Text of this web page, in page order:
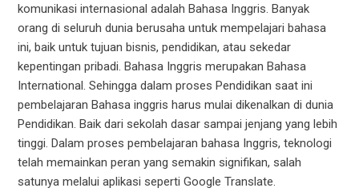
komunikasi internasional adalah Bahasa Inggris. Banyak
orang di seluruh dunia berusaha untuk mempelajari bahasa
ini, baik untuk tujuan bisnis, pendidikan, atau sekedar
kepentingan pribadi. Bahasa Inggris merupakan Bahasa
International. Sehingga dalam proses Pendidikan saat ini
pembelajaran Bahasa inggris harus mulai dikenalkan di dunia
Pendidikan. Baik dari sekolah dasar sampai jenjang yang lebih
tinggi. Dalam proses pembelajaran bahasa Inggris, teknologi
telah memainkan peran yang semakin signifikan, salah
satunya melalui aplikasi seperti Google Translate.